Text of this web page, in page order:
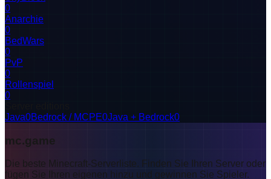
0
Anarchie
0
BedWars
0
PvP
0
Rollenspiel
0
Java0Bedrock / MCPE0Java + Bedrock0
mc.game
Die beste Minecraft-Serverliste. Finden Sie Ihren Server oder
fügen Sie Ihren eigenen hinzu und gewinnen Sie Spieler.